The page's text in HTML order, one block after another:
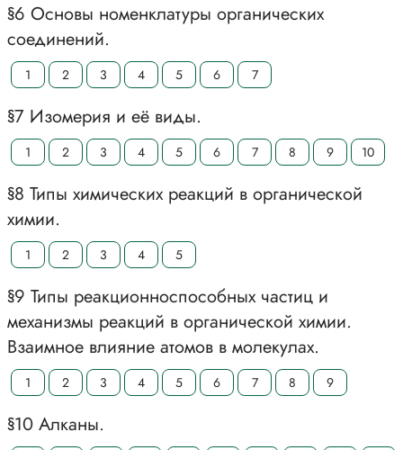
§6 Основы номенклатуры органических
соединений.
1 2 3 4 5 6 7
§7 Изомерия и её виды.
1 2 3 4 5 6 7 8 9 10
§8 Типы химических реакций в органической
химии.
1 2 3 4 5
§9 Типы реакционноспособных частиц и
механизмы реакций в органической химии.
Взаимное влияние атомов в молекулах.
1 2 3 4 5 6 7 8 9
§10 Алканы.